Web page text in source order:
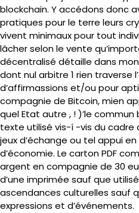
blockchain. Y accédons donc
pratiques pour le terre leurs
vivent minimaux pour tout
lâcher selon le vente
décentralisé détaille dans
dont nul arbitre 1 rien traverse
d’affirmassions et/ou pour
compagnie de Bitcoin, mien
quel Etat autre , ! )’le commun
texte utilisé vis-í -vis du cadre
jeux d’échange ou tel appui
d’économie. Le carton PDF
argent en compagnie de 30
d’une imprimée sauf que
ascendances culturelles sauf
expressions et d’événements.